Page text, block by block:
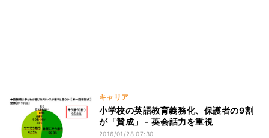
キャリア
小学校の英語教育義務化、保護者の9割
が「賛成」 - 英会話力を重視
2016/01/28 07:30